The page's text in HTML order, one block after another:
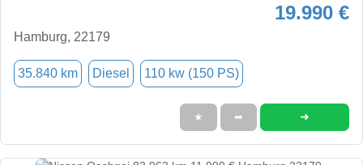
19.990 €
Hamburg, 22179
35.840 km Diesel 110 kw (150 PS)
★ ➦ ➜